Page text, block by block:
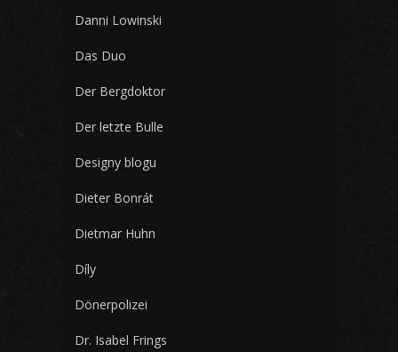
Danni Lowinski
Das Duo
Der Bergdoktor
Der letzte Bulle
Designy blogu
Dieter Bonrát
Dietmar Huhn
Díly
Dönerpolizei
Dr. Isabel Frings